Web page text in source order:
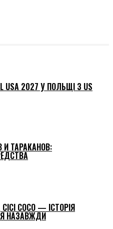
USA 2027 У ПОЛЬЩІ З US
ТАРАКАНОВ:
COCO — ІСТОРІЯ
НАЗАВЖДИ